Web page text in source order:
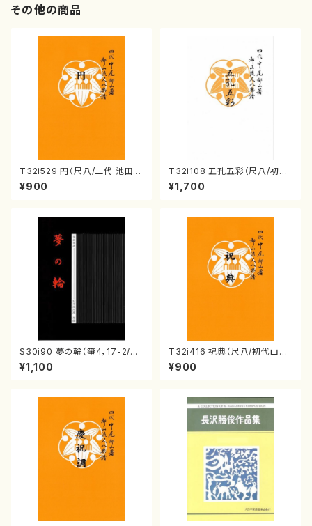
その他の商品
T32i529 円（尺八/二代 池田静
山/楽譜）都山流公刊楽譜曲番:2
238
¥900
T32i108 五孔五彩（尺八/初代
石垣征山/尺八/都山式譜）都山
流公刊楽譜曲番:557
¥1,700
S30i90 夢の輪（箏4，17-2/沢
井比河流/楽譜）
¥1,100
T32i416 祝典（尺八/初代山川
園松/楽譜）都山流公刊楽譜曲
番:2121
¥900